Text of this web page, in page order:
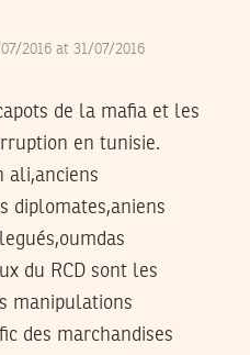
2016 at 31/07/2016
de la mafia et les
en tunisie.
ali,anciens
diplomates,aniens
du RCD sont les
manipulations
des marchandises